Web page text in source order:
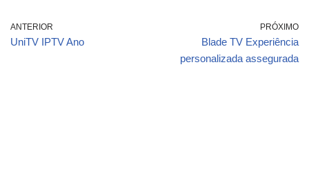
ANTERIOR
UniTV IPTV Ano
PRÓXIMO
Blade TV Experiência
personalizada assegurada